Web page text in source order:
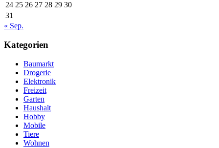
24 25 26 27 28 29 30
31
« Sep.
Kategorien
Baumarkt
Drogerie
Elektronik
Freizeit
Garten
Haushalt
Hobby
Mobile
Tiere
Wohnen